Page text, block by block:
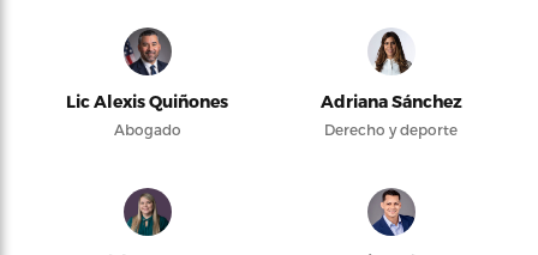
Lic Alexis Quiñones
Abogado
Adriana Sánchez
Derecho y deporte